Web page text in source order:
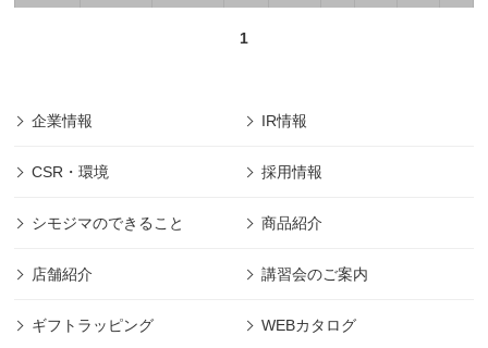
1
企業情報 IR情報
CSR・環境 採用情報
シモジマのできること 商品紹介
店舗紹介 講習会のご案内
ギフトラッピング WEBカタログ